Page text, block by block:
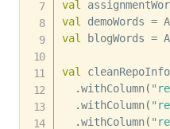
val
val
demoWords =
val
blogWords =
val
.withColumn(
.withColumn(
.withColumn(